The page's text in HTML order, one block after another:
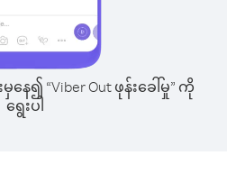
နေ၍ “Viber Out ဖုန်းခေါ်မှု” ကို
ရွေးပါ